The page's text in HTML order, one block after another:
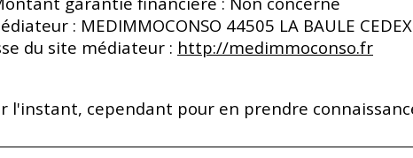
: MEDIMMOCONSO 44505 LA BAULE CEDEX
du site médiateur : http://medimmoconso.fr
cependant pour en prendre